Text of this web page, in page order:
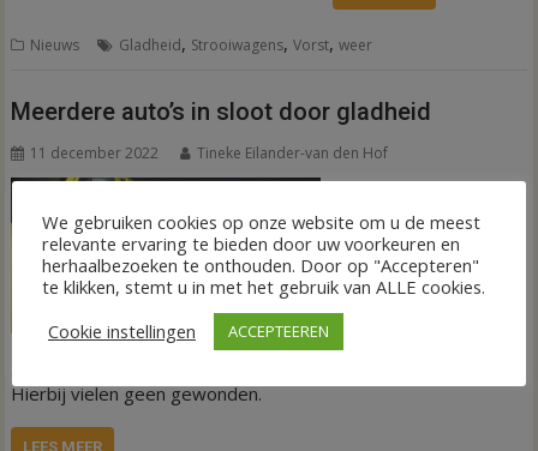
Nieuws Gladheid, Strooiwagens,Vorst,weer
Meerdere auto’s in sloot door gladheid
11 december 2022 Tineke Eilander-van den Hof
Blokweg bij
Schuinesloot zijn
zaterdagavond,
Hierbij vielen geen gewonden.
LEES MEER
We gebruiken cookies op onze website om u de meest
relevante ervaring te bieden door uw voorkeuren en
herhaalbezoeken te onthouden. Door op "Accepteren"
te klikken, stemt u in met het gebruik van ALLE cookies.
Cookie instellingen
ACCEPTEEREN